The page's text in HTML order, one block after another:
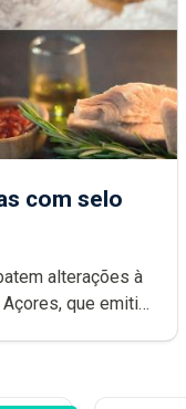
com selo
alterações à